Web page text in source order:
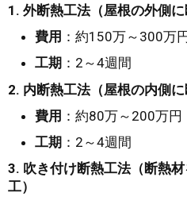
1. 外断熱工法（屋根の外側に
費用 ：約150万～300万円
工期 ：2～4週間
2. 内断熱工法（屋根の内側に
費用 ：約80万～200万円
工期 ：2～4週間
3. 吹き付け断熱工法（断熱
工）